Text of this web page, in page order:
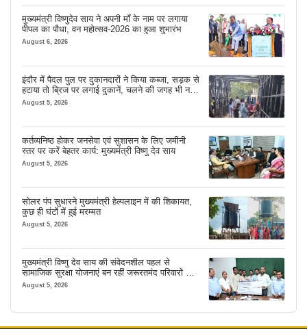
मुख्यमंत्री विष्णुदेव साय ने अपनी माँ के नाम पर लगाया
पीपल का पौधा, वन महोत्सव-2026 का हुआ शुभारंभ
August 6, 2026
इंदौर में पैदल पुल पर दुकानदारों ने किया कब्जा, सड़क से
हटाया तो ब्रिज पर लगाई दुकानें, चलने की जगह भी नहीं
मिल रही
August 5, 2026
कर्तव्यनिष्ठ होकर जनसेवा एवं सुशासन के लिए जमीनी
स्तर पर करें बेहतर कार्य: मुख्यमंत्री विष्णु देव साय
August 5, 2026
सोलर पंप सुधारने मुख्यमंत्री हेल्पलाइन में की शिकायत,
कुछ ही घंटों में हुई मरम्मत
August 5, 2026
मुख्यमंत्री विष्णु देव साय की संवेदनशील पहल से
सामाजिक सुरक्षा योजनाएं बन रहीं जरूरतमंद परिवारों का
मजबूत सहारा
August 5, 2026